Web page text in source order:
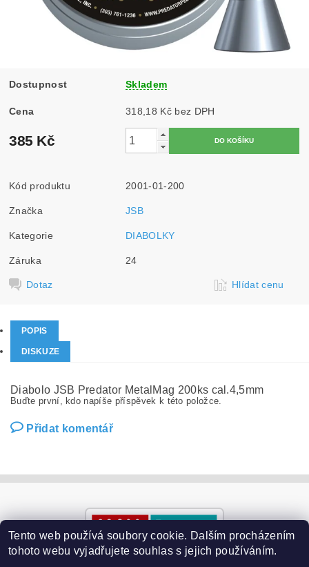
Dostupnost Skladem
Cena 318,18 Kč bez DPH
385 Kč
Kód produktu 2001-01-200
Značka JSB
Kategorie DIABOLKY
Záruka 24
Dotaz Hlídat cenu
POPIS
DISKUZE
Diabolo JSB Predator MetalMag 200ks cal.4,5mm
Buďte první, kdo napíše příspěvek k této položce.
Přidat komentář
Tento web používá soubory cookie. Dalším procházením
tohoto webu vyjadřujete souhlas s jejich používáním.